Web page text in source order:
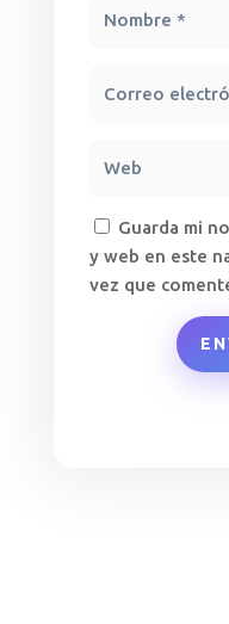
Guarda mi
y web en este
vez que